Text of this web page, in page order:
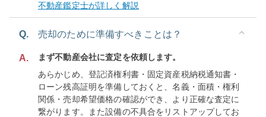
不動産鑑定士が詳しく解説
Q. 売却のために準備すべきことは？
A.
まず不動産会社に査定を依頼します。
あらかじめ、登記済権利書・固定資産税納税通知書・
ローン残高証明を準備しておくと、名義・面積・権利
関係・売却希望価格の確認ができ、より正確な査定に
繋がります。また設備の不具合をリストアップしてお